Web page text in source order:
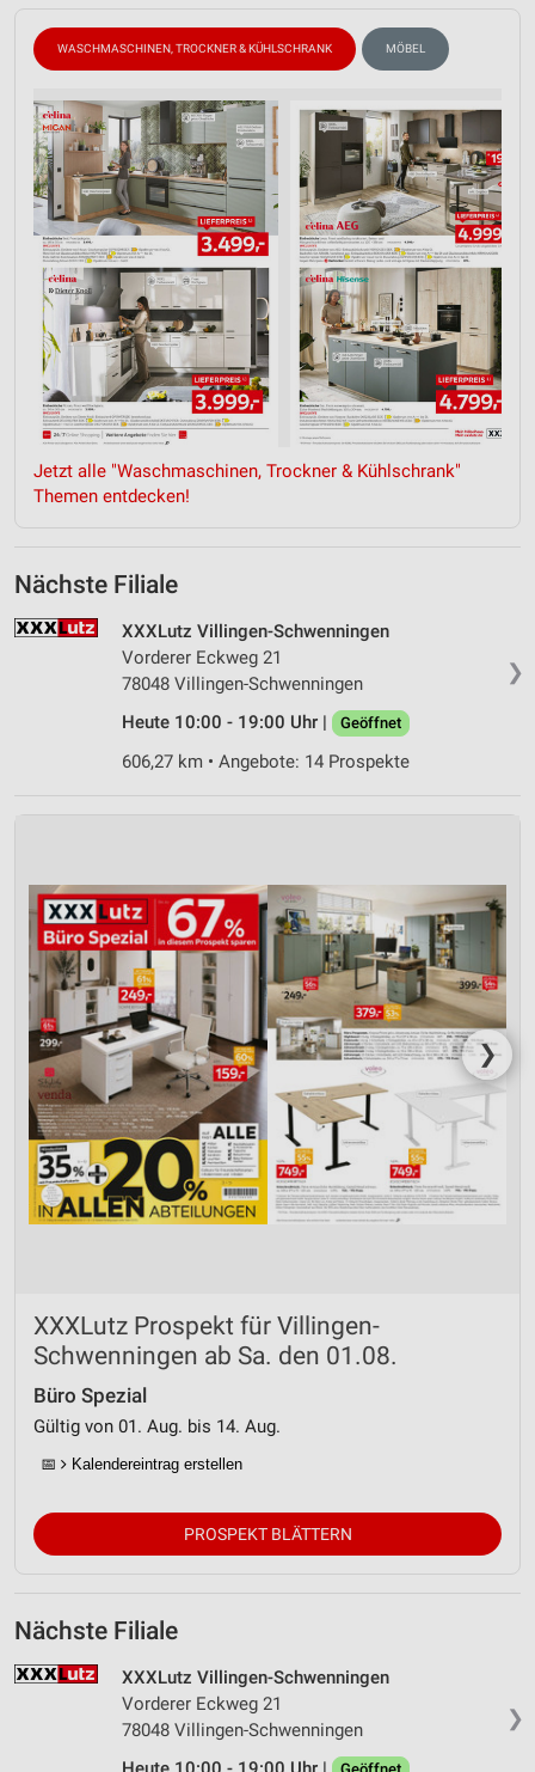
WASCHMASCHINEN, TROCKNER & KÜHLSCHRANK MÖBEL
Jetzt alle "Waschmaschinen, Trockner & Kühlschrank"
Themen entdecken!
Nächste Filiale
❯
XXXLutz Villingen-Schwenningen
Vorderer Eckweg 21
78048 Villingen-Schwenningen
Heute 10:00 - 19:00 Uhr |
Geöffnet
606,27 km • Angebote: 14 Prospekte
❯
XXXLutz Prospekt für Villingen-
Schwenningen ab Sa. den 01.08.
Büro Spezial
Gültig von 01. Aug. bis 14. Aug.
📅 Kalendereintrag erstellen
PROSPEKT BLÄTTERN
Nächste Filiale
❯
XXXLutz Villingen-Schwenningen
Vorderer Eckweg 21
78048 Villingen-Schwenningen
Geöffnet